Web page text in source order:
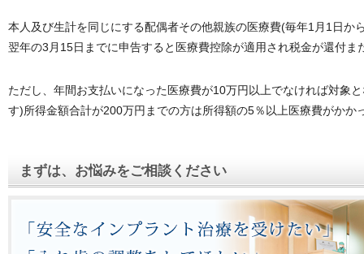
本人及び生計を同じにする配偶者その他親族の医療費(毎年1月1日か
翌年の3月15日までに申告すると医療費控除が適用され税金が還付ま
ただし、年間お支払いになった医療費が10万円以上でなければ対象
す)所得金額合計が200万円までの方は所得額の5％以上医療費がかか
まずは、お悩みをご相談ください